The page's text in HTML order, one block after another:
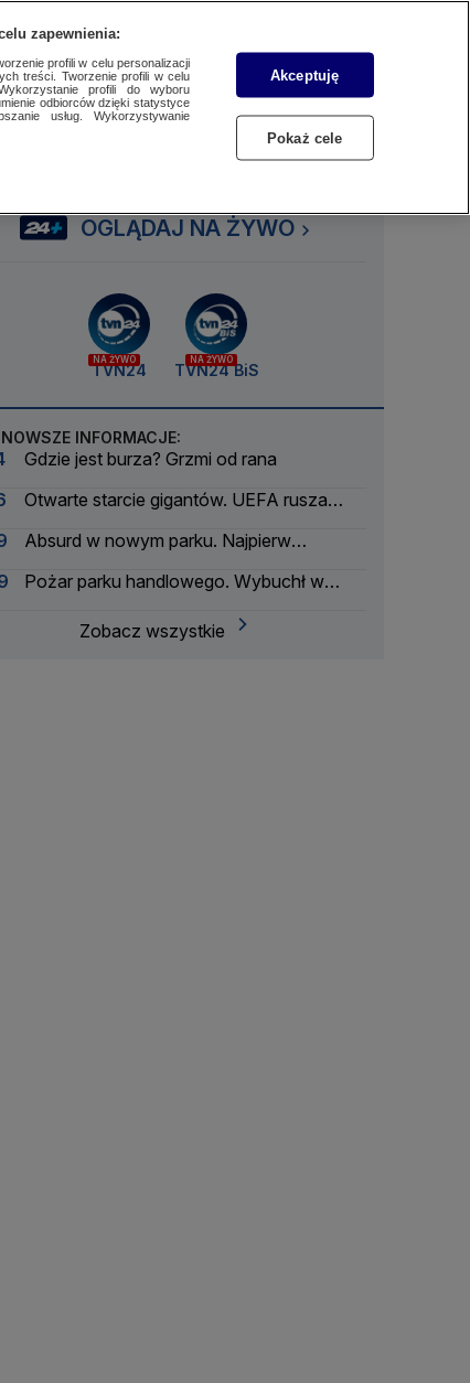
SUBSKRYBUJ
SzukajZaloguj się
CzytajSłuchaj
OGLĄDAJ NA ŻYWO
NA ŻYWO
TVN24
NA ŻYWO
TVN24 BiS
INFORMACJE:
Gdzie jest burza? Grzmi od rana
Otwarte starcie gigantów. UEFA rusza
Absurd w nowym parku. Najpierw
Pożar parku handlowego. Wybuchł w
Zobacz wszystkie
zapewnienia:
profili w celu personalizacji
treści. Tworzenie profili w celu
profili do wyboru
odbiorców dzięki statystyce
usług. Wykorzystywanie
Akceptuję
Pokaż cele